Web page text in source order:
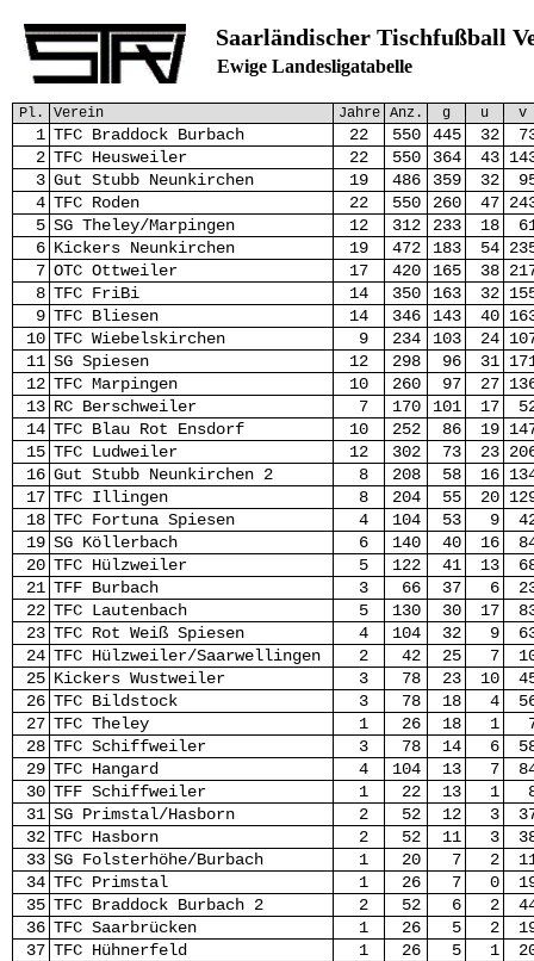
Saarländischer Tischfußball
Ewige Landesligatabelle
Pl. Verein Jahre Anz. g u v
1 TFC Braddock Burbach 22 550 445 32
2 TFC Heusweiler 22 550 364 43
3 Gut Stubb Neunkirchen 19 486 359 32
4 TFC Roden 22 550 260 47
5 SG Theley/Marpingen 12 312 233 18
6 Kickers Neunkirchen 19 472 183 54
7 OTC Ottweiler 17 420 165 38
8 TFC FriBi 14 350 163 32
9 TFC Bliesen 14 346 143 40
10 TFC Wiebelskirchen 9 234 103 24
11 SG Spiesen 12 298 96 31
12 TFC Marpingen 10 260 97 27
13 RC Berschweiler 7 170 101 17
14 TFC Blau Rot Ensdorf 10 252 86 19
15 TFC Ludweiler 12 302 73 23
16 Gut Stubb Neunkirchen 2 8 208 58 16
17 TFC Illingen 8 204 55 20
18 TFC Fortuna Spiesen 4 104 53 9
19 SG Köllerbach 6 140 40 16
20 TFC Hülzweiler 5 122 41 13
21 TFF Burbach 3 66 37 6
22 TFC Lautenbach 5 130 30 17
23 TFC Rot Weiß Spiesen 4 104 32 9
24 TFC Hülzweiler/Saarwellingen 2 42 25 7
25 Kickers Wustweiler 3 78 23 10
26 TFC Bildstock 3 78 18 4
27 TFC Theley 1 26 18 1
28 TFC Schiffweiler 3 78 14 6
29 TFC Hangard 4 104 13 7
30 TFF Schiffweiler 1 22 13 1
31 SG Primstal/Hasborn 2 52 12 3
32 TFC Hasborn 2 52 11 3
33 SG Folsterhöhe/Burbach 1 20 7 2
34 TFC Primstal 1 26 7 0
35 TFC Braddock Burbach 2 2 52 6 2
36 TFC Saarbrücken 1 26 5 2
37 TFC Hühnerfeld 1 26 5 1